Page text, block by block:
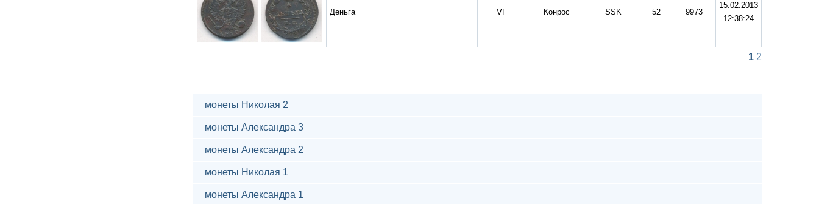
Деньга VF Конрос SSK 52 9973
15.02.2013
12:38:24
1 2
монеты Николая 2
монеты Александра 3
монеты Александра 2
монеты Николая 1
монеты Александра 1